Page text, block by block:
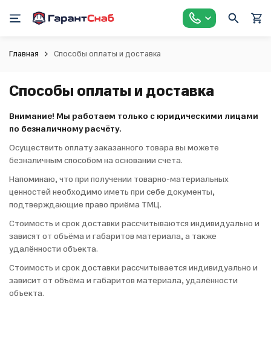
Главная Способы оплаты и доставка
Способы оплаты и доставка
Внимание! Мы работаем только с юридическими лицами
по безналичному расчёту.
Осуществить оплату заказанного товара вы можете
безналичным способом на основании счета.
Напоминаю, что при получении товарно-материальных
ценностей необходимо иметь при себе документы,
подтверждающие право приёма ТМЦ.
Стоимость и срок доставки рассчитываются индивидуально и
зависят от объёма и габаритов материала, а также
удалённости объекта.
Стоимость и срок доставки рассчитывается индивидуально и
зависит от объёма и габаритов материала, удалённости
объекта.